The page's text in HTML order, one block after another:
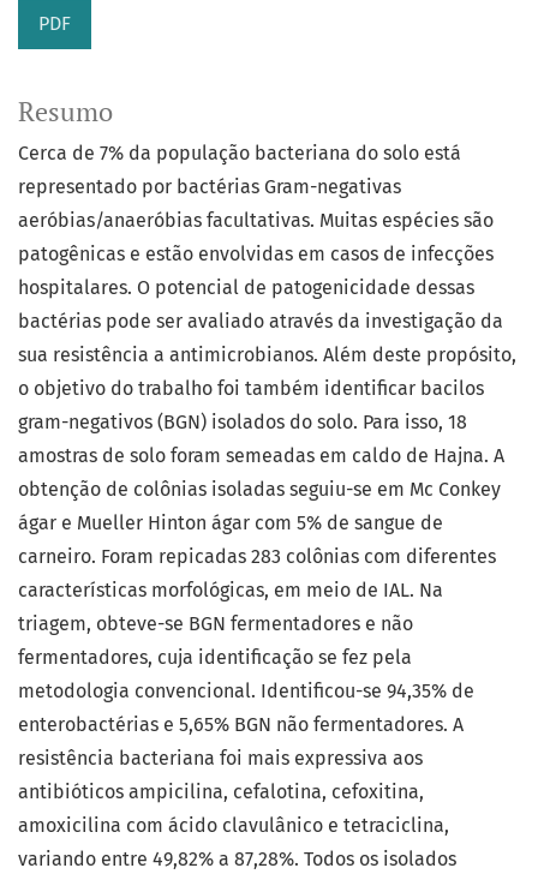
PDF
Resumo
Cerca de 7% da população bacteriana do solo está
representado por bactérias Gram-negativas
aeróbias/anaeróbias facultativas. Muitas espécies são
patogênicas e estão envolvidas em casos de infecções
hospitalares. O potencial de patogenicidade dessas
bactérias pode ser avaliado através da investigação da
sua resistência a antimicrobianos. Além deste propósito,
o objetivo do trabalho foi também identificar bacilos
gram-negativos (BGN) isolados do solo. Para isso, 18
amostras de solo foram semeadas em caldo de Hajna. A
obtenção de colônias isoladas seguiu-se em Mc Conkey
ágar e Mueller Hinton ágar com 5% de sangue de
carneiro. Foram repicadas 283 colônias com diferentes
características morfológicas, em meio de IAL. Na
triagem, obteve-se BGN fermentadores e não
fermentadores, cuja identificação se fez pela
metodologia convencional. Identificou-se 94,35% de
enterobactérias e 5,65% BGN não fermentadores. A
resistência bacteriana foi mais expressiva aos
antibióticos ampicilina, cefalotina, cefoxitina,
amoxicilina com ácido clavulânico e tetraciclina,
variando entre 49,82% a 87,28%. Todos os isolados